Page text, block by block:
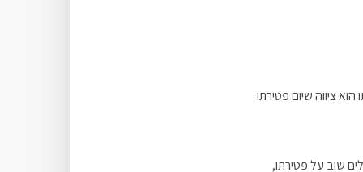
ציווה שיום פטירתו
שוב על פטירתו,